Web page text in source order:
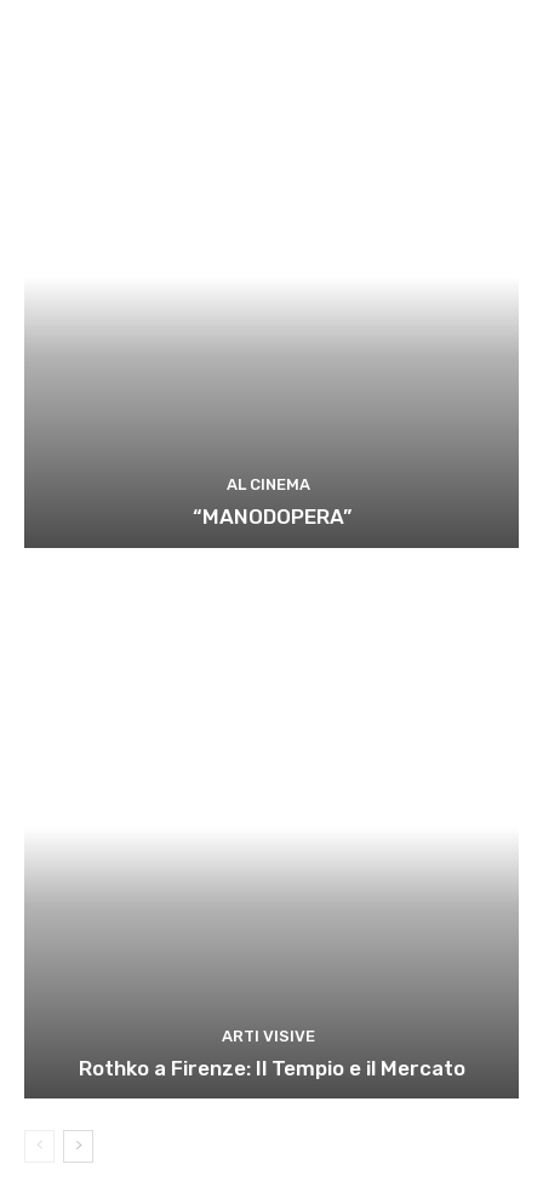
AL CINEMA
“MANODOPERA”
ARTI VISIVE
Rothko a Firenze: Il Tempio e il Mercato